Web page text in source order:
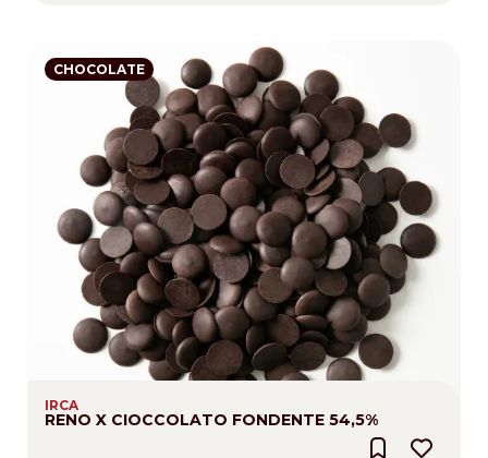
CHOCOLATE
IRCA
RENO X CIOCCOLATO FONDENTE 54,5%